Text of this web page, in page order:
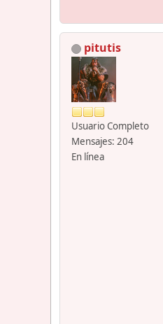
pitutis
Usuario Completo
Mensajes: 204
En línea